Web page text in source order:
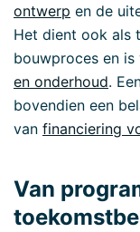
ontwerp en de
Het dient ook als
bouwproces en
en onderhoud.
bovendien een
van financiering
Van